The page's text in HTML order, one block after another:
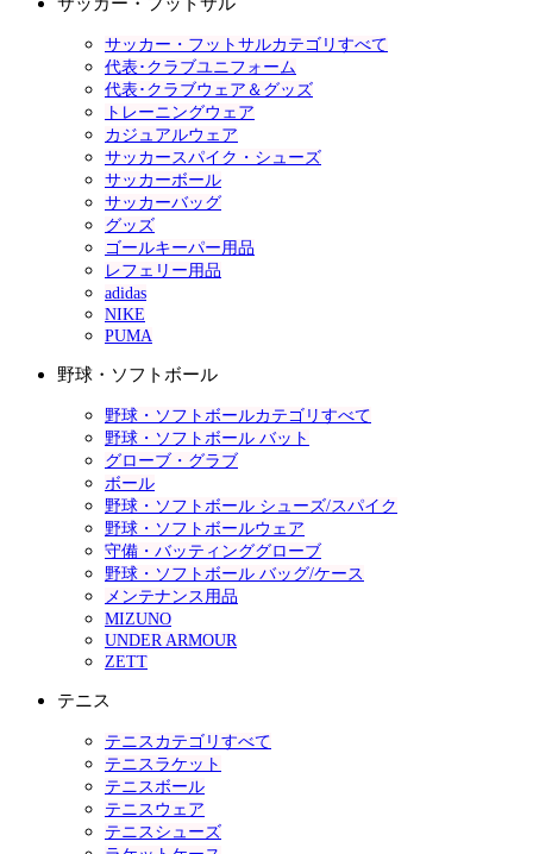
サッカー・フットサルカテゴリすべて
代表･クラブユニフォーム
代表･クラブウェア＆グッズ
トレーニングウェア
カジュアルウェア
サッカースパイク・シューズ
サッカーボール
サッカーバッグ
グッズ
ゴールキーパー用品
レフェリー用品
adidas
NIKE
PUMA
野球・ソフトボール
野球・ソフトボールカテゴリすべて
野球・ソフトボール バット
グローブ・グラブ
ボール
野球・ソフトボール シューズ/スパイク
野球・ソフトボールウェア
守備・バッティンググローブ
野球・ソフトボール バッグ/ケース
メンテナンス用品
MIZUNO
UNDER ARMOUR
ZETT
テニス
テニスカテゴリすべて
テニスラケット
テニスボール
テニスウェア
テニスシューズ